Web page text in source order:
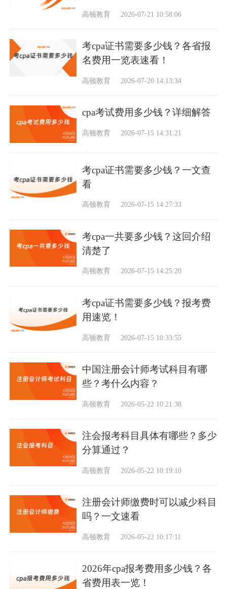
高顿教育 2026-07-21 10:58:06
考cpa证书需要多少钱？各省报
名费用一览表速看！
高顿教育 2026-07-20 14:13:34
cpa考试费用多少钱？详细解答
高顿教育 2026-07-15 14:31:21
考cpa证书需要多少钱？一文查
看
高顿教育 2026-07-15 14:27:33
考cpa一共要多少钱？这回介绍
清楚了
高顿教育 2026-07-15 14:25:20
考cpa证书需要多少钱？报考费
用速览！
高顿教育 2026-07-15 10:33:55
中国注册会计师考试科目有哪
些？考什么内容？
高顿教育 2026-05-22 10:21:38
注会报考科目具体有哪些？多少
分算通过？
高顿教育 2026-05-22 10:19:10
注册会计师缴费时可以减少科目
吗？一文速看
高顿教育 2026-05-22 10:17:11
2026年cpa报考费用多少钱？各
省费用表一览！